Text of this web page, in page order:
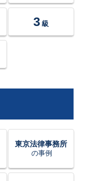
3 級
東京法律事務所
の事例